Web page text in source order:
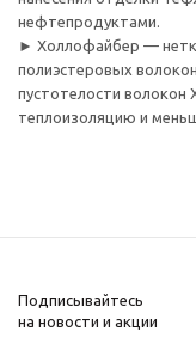
нефтепродуктами.
► Холлофайбер —
полиэстеровых
пустотелости
теплоизоляцию и
Подписывайтесь
на новости и акции